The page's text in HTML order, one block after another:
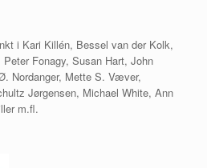
i Kari Killén, Bessel van der Kolk,
Fonagy, Susan Hart, John
Nordanger, Mette S. Væver,
Jørgensen, Michael White, Ann
m.fl.